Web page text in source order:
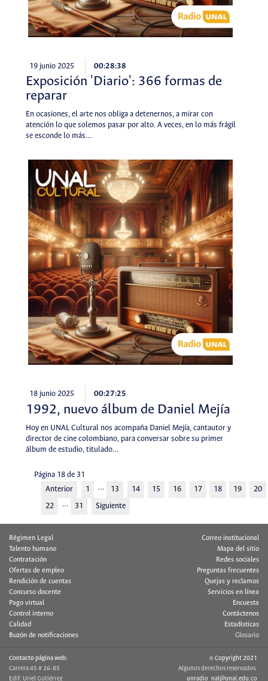
19 junio 2025 00:28:38
Exposición 'Diario': 366 formas de
reparar
En ocasiones, el arte nos obliga a detenernos, a mirar con
atención lo que solemos pasar por alto. A veces, en lo más frágil
se esconde lo más…
18 junio 2025 00:27:25
1992, nuevo álbum de Daniel Mejía
Hoy en UNAL Cultural nos acompaña Daniel Mejía, cantautor y
director de cine colombiano, para conversar sobre su primer
álbum de estudio, titulado…
Página 18 de 31
Anterior
1 … 13 14 15 16 17 18 19
20
22
… 31 Siguiente
Régimen Legal
Talento humano
Contratación
Ofertas de empleo
Rendición de cuentas
Concurso docente
Pago virtual
Control interno
Calidad
Buzón de notificaciones
Correo institucional
Mapa del sitio
Redes sociales
Preguntas frecuentes
Quejas y reclamos
Servicios en línea
Encuesta
Contáctenos
Estadísticas
Glosario
Contacto página web:
Carrera 45 # 26-85
Edif. Uriel Gutiérrez
© Copyright 2021
Algunos derechos reservados.
unradio_nal@unal.edu.co